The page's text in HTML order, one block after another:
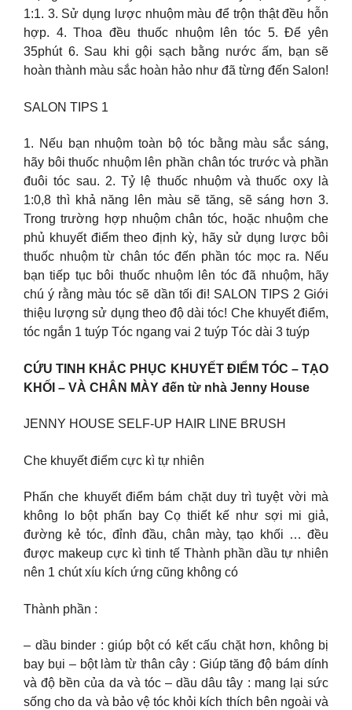
1:1. 3. Sử dụng lược nhuộm màu để trộn thật đều hỗn
hợp. 4. Thoa đều thuốc nhuộm lên tóc 5. Để yên
35phút 6. Sau khi gội sạch bằng nước ấm, bạn sẽ
hoàn thành màu sắc hoàn hảo như đã từng đến Salon!
SALON TIPS 1
1. Nếu bạn nhuộm toàn bộ tóc bằng màu sắc sáng,
hãy bôi thuốc nhuộm lên phần chân tóc trước và phần
đuôi tóc sau. 2. Tỷ lệ thuốc nhuộm và thuốc oxy là
1:0,8 thì khả năng lên màu sẽ tăng, sẽ sáng hơn 3.
Trong trường hợp nhuộm chân tóc, hoặc nhuộm che
phủ khuyết điểm theo định kỳ, hãy sử dụng lược bôi
thuốc nhuộm từ chân tóc đến phần tóc mọc ra. Nếu
bạn tiếp tục bôi thuốc nhuộm lên tóc đã nhuộm, hãy
chú ý rằng màu tóc sẽ dần tối đi! SALON TIPS 2 Giới
thiệu lượng sử dụng theo độ dài tóc! Che khuyết điểm,
tóc ngắn 1 tuýp Tóc ngang vai 2 tuýp Tóc dài 3 tuýp
CỨU TINH KHẮC PHỤC KHUYẾT ĐIỂM TÓC – TẠO
KHỐI – VÀ CHÂN MÀY đến từ nhà Jenny House
JENNY HOUSE SELF-UP HAIR LINE BRUSH
Che khuyết điểm cực kì tự nhiên
Phấn che khuyết điểm bám chặt duy trì tuyệt vời mà
không lo bột phấn bay Cọ thiết kế như sợi mi giả,
đường kẻ tóc, đỉnh đầu, chân mày, tạo khối … đều
được makeup cực kì tinh tế Thành phần dầu tự nhiên
nên 1 chút xíu kích ứng cũng không có
Thành phần :
– dầu binder : giúp bột có kết cấu chặt hơn, không bị
bay bụi – bột làm từ thân cây : Giúp tăng độ bám dính
và độ bền của da và tóc – dầu dâu tây : mang lại sức
sống cho da và bảo vệ tóc khỏi kích thích bên ngoài và